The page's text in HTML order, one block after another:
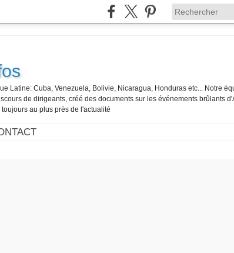
Latine: Cuba, Venezuela, Bolivie, Nicaragua, Honduras etc... Notre
de dirigeants, créé des documents sur les événements brûlants
au plus près de l'actualité